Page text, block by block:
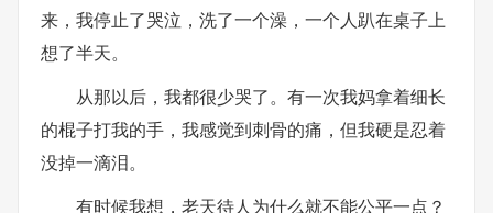
来，我停止了哭泣，洗了一个澡，一个人趴在桌子上
想了半天。
从那以后，我都很少哭了。有一次我妈拿着细长
的棍子打我的手，我感觉到刺骨的痛，但我硬是忍着
没掉一滴泪。
有时候我想，老天待人为什么就不能公平一点？